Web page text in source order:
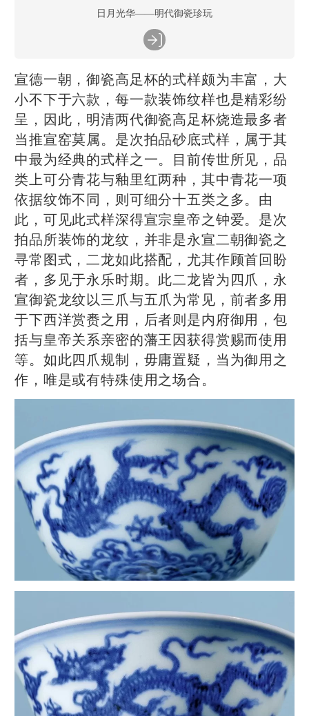
日月光华——明代御瓷珍玩
宣德一朝，御瓷高足杯的式样颇为丰富，大
小不下于六款，每一款装饰纹样也是精彩纷
呈，因此，明清两代御瓷高足杯烧造最多者
当推宣窑莫属。是次拍品砂底式样，属于其
中最为经典的式样之一。目前传世所见，品
类上可分青花与釉里红两种，其中青花一项
依据纹饰不同，则可细分十五类之多。由
此，可见此式样深得宣宗皇帝之钟爱。是次
拍品所装饰的龙纹，并非是永宣二朝御瓷之
寻常图式，二龙如此搭配，尤其作顾首回盼
者，多见于永乐时期。此二龙皆为四爪，永
宣御瓷龙纹以三爪与五爪为常见，前者多用
于下西洋赏赉之用，后者则是内府御用，包
括与皇帝关系亲密的藩王因获得赏赐而使用
等。如此四爪规制，毋庸置疑，当为御用之
作，唯是或有特殊使用之场合。